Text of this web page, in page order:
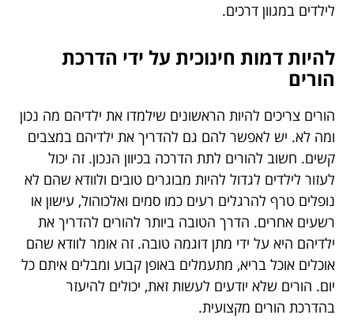
לילדים במגוון דרכים.
להיות דמות חינוכית על ידי הדרכת
הורים
הורים צריכים להיות הראשונים שילמדו את ילדיהם מה נכון
ומה לא. יש לאפשר להם גם להדריך את ילדיהם במצבים
קשים. חשוב להורים לתת הדרכה בכיוון הנכון. זה יכול
לעזור לילדים לגדול להיות מבוגרים טובים ולוודא שהם לא
נופלים טרף להרגלים רעים כמו סמים ואלכוהול, עישון או
רשעים אחרים. הדרך הטובה ביותר להורים להדריך את
ילדיהם היא על ידי מתן דוגמה טובה. זה אומר לוודא שהם
אוכלים אוכל בריא, מתעמלים באופן קבוע ומבלים איתם כל
יום. הורים שלא יודעים לעשות זאת, יכולים להיעזר
בהדרכת הורים מקצועית.